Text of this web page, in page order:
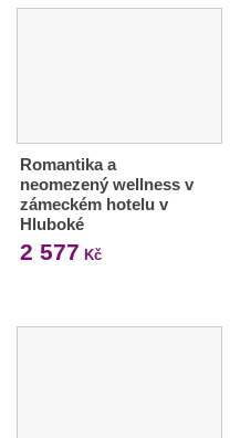
Romantika a
neomezený wellness v
zámeckém hotelu v
Hluboké
2 577 Kč